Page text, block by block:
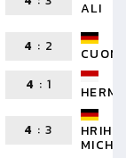
ALI
4 : 2
4 : 1
4 :3